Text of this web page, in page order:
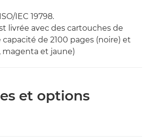
IEC 19798.
livrée avec des cartouches de
de 2100 pages (noire) et
magenta et jaune)
et options